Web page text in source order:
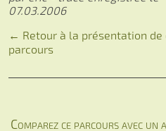
07.03.2006
← Retour à la présentation de
parcours
Comparez ce parcours avec